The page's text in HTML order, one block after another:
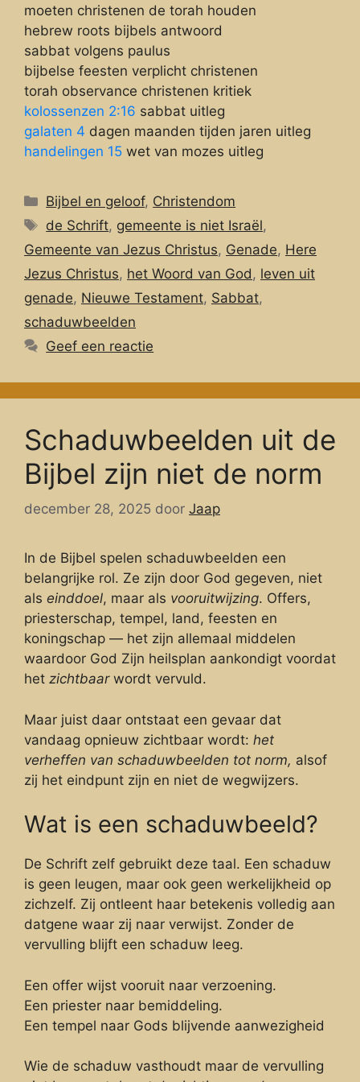
moeten christenen de torah houden
hebrew roots bijbels antwoord
sabbat volgens paulus
bijbelse feesten verplicht christenen
torah observance christenen kritiek
kolossenzen 2:16 sabbat uitleg
galaten 4 dagen maanden tijden jaren uitleg
handelingen 15 wet van mozes uitleg
Categorieën
Bijbel en geloof, Christendom
Tags
de Schrift, gemeente is niet Israël,
Gemeente van Jezus Christus, Genade, Here
Jezus Christus, het Woord van God , leven uit
genade, Nieuwe Testament, Sabbat,
schaduwbeelden
Geef een reactie
Schaduwbeelden uit de
Bijbel zijn niet de norm
december 28, 2025 door Jaap
In de Bijbel spelen schaduwbeelden een
belangrijke rol. Ze zijn door God gegeven, niet
als einddoel, maar als vooruitwijzing. Offers,
priesterschap, tempel, land, feesten en
koningschap — het zijn allemaal middelen
waardoor God Zijn heilsplan aankondigt voordat
het zichtbaarwordt vervuld.
Maar juist daar ontstaat een gevaar dat
vandaag opnieuw zichtbaar wordt: het
verheffen van schaduwbeelden tot norm, alsof
zij het eindpunt zijn en niet de wegwijzers.
Wat is een schaduwbeeld?
De Schrift zelf gebruikt deze taal. Een schaduw
is geen leugen, maar ook geen werkelijkheid op
zichzelf. Zij ontleent haar betekenis volledig aan
datgene waar zij naar verwijst. Zonder de
vervulling blijft een schaduw leeg.
Een offer wijst vooruit naar verzoening.
Een priester naar bemiddeling.
Een tempel naar Gods blijvende aanwezigheid
Wie de schaduw vasthoudt maar de vervulling